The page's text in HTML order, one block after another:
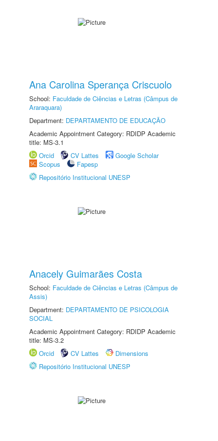
Ana Carolina Sperança Criscuolo
School: Faculdade de Ciências e Letras (Câmpus de
Araraquara)
Department: DEPARTAMENTO DE EDUCAÇÃO
Academic Appointment Category: RDIDP Academic
title: MS-3.1
Orcid
CV Lattes
Google Scholar
Scopus
Fapesp
Repositório Institucional UNESP
Anacely Guimarães Costa
School: Faculdade de Ciências e Letras (Câmpus de
Assis)
Department: DEPARTAMENTO DE PSICOLOGIA
SOCIAL
Academic Appointment Category: RDIDP Academic
title: MS-3.2
Orcid
CV Lattes
Dimensions
Repositório Institucional UNESP